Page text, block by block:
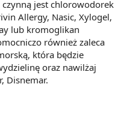
jest chlorowodorek
Allergy, Nasic, Xylogel,
lub kromoglikan
również zaleca
która będzie
oraz nawilżaj
Disnemar.